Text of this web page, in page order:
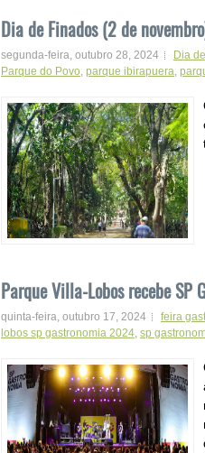
Dia de Finados (2 de
segunda-feira, outubro 28, 2024 Dia
Parque do Povo parque ibirapuera
Parque Villa-Lobos recebe
quinta-feira, outubro 17, 2024 feira
lobos sp gastronomia 2024 sp